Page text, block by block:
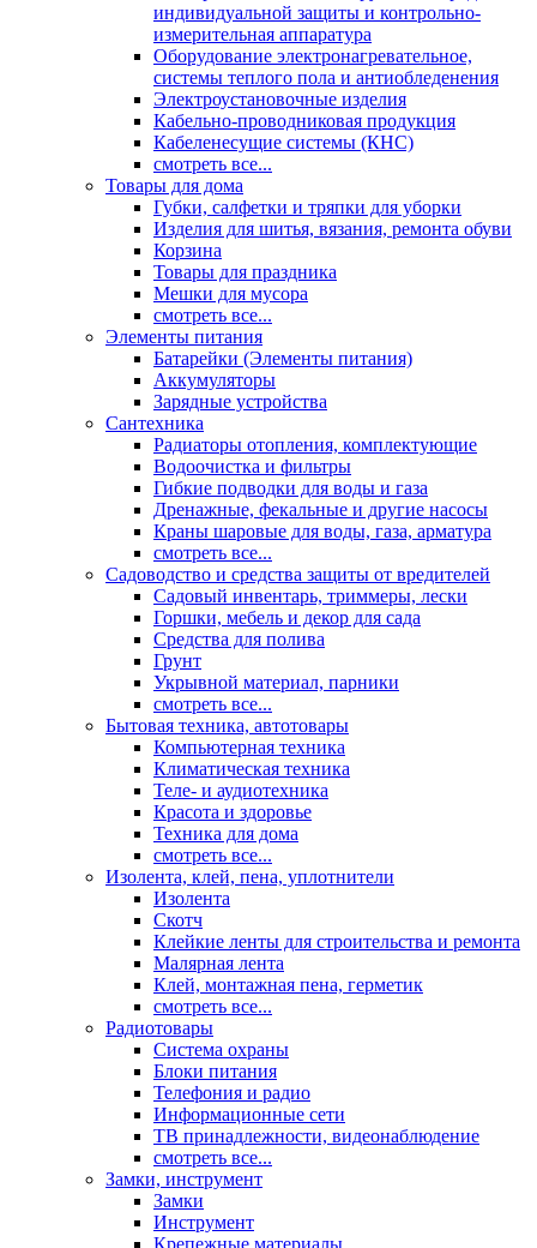
индивидуальной защиты и контрольно-
измерительная аппаратура
Оборудование электронагревательное,
системы теплого пола и антиобледенения
Электроустановочные изделия
Кабельно-проводниковая продукция
Кабеленесущие системы (КНС)
смотреть все...
Товары для дома
Губки, салфетки и тряпки для уборки
Изделия для шитья, вязания, ремонта обуви
Корзина
Товары для праздника
Мешки для мусора
смотреть все...
Элементы питания
Батарейки (Элементы питания)
Аккумуляторы
Зарядные устройства
Сантехника
Радиаторы отопления, комплектующие
Водоочистка и фильтры
Гибкие подводки для воды и газа
Дренажные, фекальные и другие насосы
Краны шаровые для воды, газа, арматура
смотреть все...
Садоводство и средства защиты от вредителей
Садовый инвентарь, триммеры, лески
Горшки, мебель и декор для сада
Средства для полива
Грунт
Укрывной материал, парники
смотреть все...
Бытовая техника, автотовары
Компьютерная техника
Климатическая техника
Теле- и аудиотехника
Красота и здоровье
Техника для дома
смотреть все...
Изолента, клей, пена, уплотнители
Изолента
Скотч
Клейкие ленты для строительства и ремонта
Малярная лента
Клей, монтажная пена, герметик
смотреть все...
Радиотовары
Система охраны
Блоки питания
Телефония и радио
Информационные сети
ТВ принадлежности, видеонаблюдение
смотреть все...
Замки, инструмент
Замки
Инструмент
Крепежные материалы